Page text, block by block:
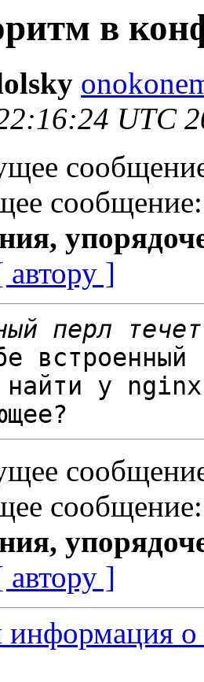
в
UTC
автору ]
найти у nginx
автору ]